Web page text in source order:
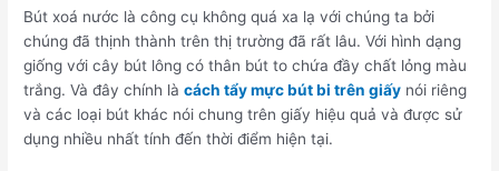
Bút xoá nước là công cụ không quá xa lạ với chúng ta bởi
chúng đã thịnh thành trên thị trường đã rất lâu. Với hình dạng
giống với cây bút lông có thân bút to chứa đầy chất lỏng màu
trắng. Và đây chính làcách tẩy mực bút bi trên giấy nói riêng
và các loại bút khác nói chung trên giấy hiệu quả và được sử
dụng nhiều nhất tính đến thời điểm hiện tại.